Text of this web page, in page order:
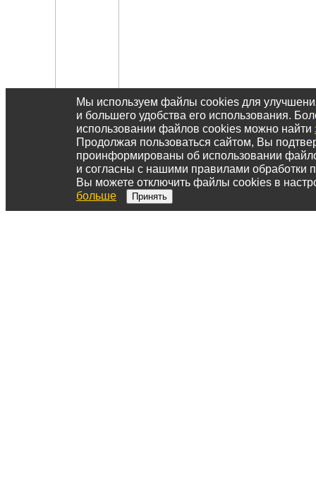
Мы используем файлы cookies для
и большего удобства его использования.
использовании файлов cookies можно найти
Продолжая пользоваться сайтом, Вы
проинформированы об использовании
и согласны с нашими правилами обработки
Вы можете отключить файлы cookies в
больше
Принять